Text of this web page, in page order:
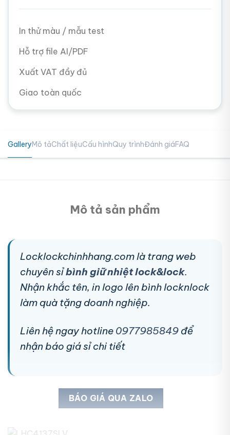
In thử màu / mẫu test
Hỗ trợ file AI/PDF
Xuất VAT đầy đủ
Giao toàn quốc
GalleryMô tảChất liệuCấu hìnhQuy trìnhĐánh giáFAQ
Mô tả sản phẩm
Locklockchinhhang.com là trang web
chuyên sỉbình giữ nhiệt lock&lock.
Nhận khắc tên, in logo lên bình locknlock
làm quà tặng doanh nghiệp.
Liên hệ ngay hotline 0977985849 để
nhận báo giá sỉ chi tiết
BÁO GIÁ QUA ZALO